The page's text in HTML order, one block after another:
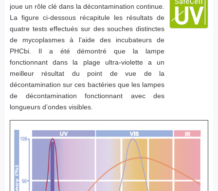
joue un rôle clé dans la décontamination continue.
La figure ci-dessous récapitule les résultats de
quatre tests effectués sur des souches distinctes
de mycoplasmes à l’aide des incubateurs de
PHCbi. Il a été démontré que la lampe
fonctionnant dans la plage ultra-violette a un
meilleur résultat du point de vue de la
décontamination sur ces bactéries que les lampes
de décontamination fonctionnant avec des
longueurs d’ondes visibles.